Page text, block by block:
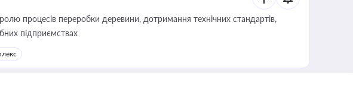
процесів переробки деревини, дотримання технічних стандартів,
підприємствах